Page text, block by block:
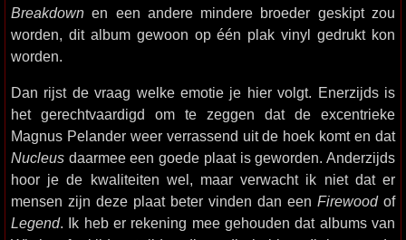
Breakdown en een andere mindere broeder geskipt zou
worden, dit album gewoon op één plak vinyl gedrukt kon
worden.
Dan rijst de vraag welke emotie je hier volgt. Enerzijds is
het gerechtvaardigd om te zeggen dat de excentrieke
Magnus Pelander weer verrassend uit de hoek komt en dat
Nucleus daarmee een goede plaat is geworden. Anderzijds
hoor je de kwaliteiten wel, maar verwacht ik niet dat er
mensen zijn deze plaat beter vinden dan een Firewoodof
Legend. Ik heb er rekening mee gehouden dat albums van